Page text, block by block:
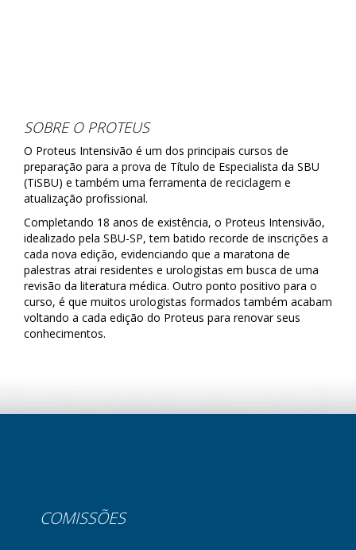
SOBRE O PROTEUS
O Proteus Intensivão é um dos principais cursos de
preparação para a prova de Título de Especialista da SBU
(TiSBU) e também uma ferramenta de reciclagem e
atualização profissional.
Completando 18 anos de existência, o Proteus Intensivão,
idealizado pela SBU-SP, tem batido recorde de inscrições a
cada nova edição, evidenciando que a maratona de
palestras atrai residentes e urologistas em busca de uma
revisão da literatura médica. Outro ponto positivo para o
curso, é que muitos urologistas formados também acabam
voltando a cada edição do Proteus para renovar seus
conhecimentos.
COMISSÕES